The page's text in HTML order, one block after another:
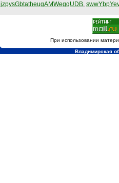
jzpysGbtatheugAMWegqUDB,
При использовании
Владимирская